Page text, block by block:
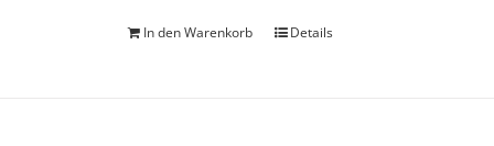
In den Warenkorb Details